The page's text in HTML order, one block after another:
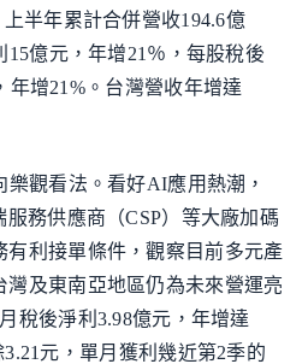
半年累計合併營收194.6億
15億元，年增21％，每股稅後
年增21%。台灣營收年增達
觀看法。看好AI應用熱潮，
務供應商（CSP）等大廠加碼
有利接單條件，觀察目前多元產
灣及東南亞地區仍為未來營運亮
稅後淨利3.98億元，年增達
元，單月獲利幾近第2季的